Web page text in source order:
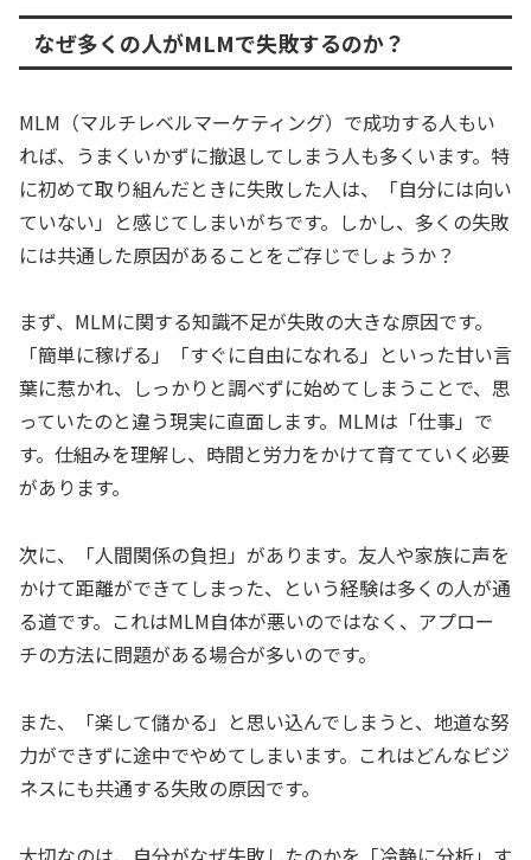
なぜ多くの人がMLMで失敗するのか？
MLM（マルチレベルマーケティング）で成功する人もい
れば、うまくいかずに撤退してしまう人も多くいます。特
に初めて取り組んだときに失敗した人は、「自分には向い
ていない」と感じてしまいがちです。しかし、多くの失敗
には共通した原因があることをご存じでしょうか？
まず、MLMに関する知識不足が失敗の大きな原因です。
「簡単に稼げる」「すぐに自由になれる」といった甘い言
葉に惹かれ、しっかりと調べずに始めてしまうことで、思
っていたのと違う現実に直面します。MLMは「仕事」で
す。仕組みを理解し、時間と労力をかけて育てていく必要
があります。
次に、「人間関係の負担」があります。友人や家族に声を
かけて距離ができてしまった、という経験は多くの人が通
る道です。これはMLM自体が悪いのではなく、アプロー
チの方法に問題がある場合が多いのです。
また、「楽して儲かる」と思い込んでしまうと、地道な努
力ができずに途中でやめてしまいます。これはどんなビジ
ネスにも共通する失敗の原因です。